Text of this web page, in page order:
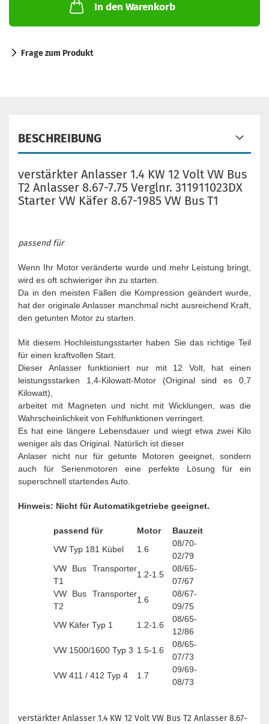
In den Warenkorb
Frage zum Produkt
BESCHREIBUNG
verstärkter Anlasser 1.4 KW 12 Volt VW Bus
T2 Anlasser 8.67-7.75 Verglnr. 311911023DX
Starter VW Käfer 8.67-1985 VW Bus T1
passend für
Wenn Ihr Motor veränderte wurde und mehr Leistung bringt,
wird es oft schwieriger ihn zu starten.
Da in den meisten Fällen die Kompression geändert wurde,
hat der originale Anlasser manchmal nicht ausreichend Kraft,
den getunten Motor zu starten.
Mit diesem Hochleistungsstarter haben Sie das richtige Teil
für einen kraftvollen Start.
Dieser Anlasser funktioniert nur mit 12 Volt, hat einen
leistungsstarken 1,4-Kilowatt-Motor (Original sind es 0,7
Kilowatt),
arbeitet mit Magneten und nicht mit Wicklungen, was die
Wahrscheinlichkeit von Fehlfunktionen verringert.
Es hat eine längere Lebensdauer und wiegt etwa zwei Kilo
weniger als das Original. Natürlich ist dieser
Anlaser nicht nur für getunte Motoren geeignet, sondern
auch für Serienmotoren eine perfekte Lösung für ein
superschnell startendes Auto.
Hinweis: Nicht für Automatikgetriebe geeignet.
passend für Motor
Bauzeit
VW Typ 181 Kübel
1.6
08/70-
02/79
VW Bus Transporter
T1
1.2-1.5
08/65-
07/67
VW Bus Transporter
T2
1.6
08/67-
09/75
VW Käfer Typ 1
1.2-1.6
08/65-
12/86
VW 1500/1600 Typ 3 1.5-1.6
08/65-
07/73
VW 411 / 412 Typ 4
1.7
09/69-
08/73
verstärkter Anlasser 1.4 KW 12 Volt VW Bus T2 Anlasser 8.67-